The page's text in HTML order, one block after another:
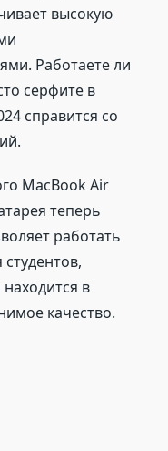
высокую
Работаете ли
серфите в
справится со
MacBook Air
теперь
работать
в
качество.